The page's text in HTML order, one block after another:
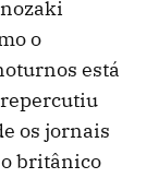
o
está
os jornais
britânico